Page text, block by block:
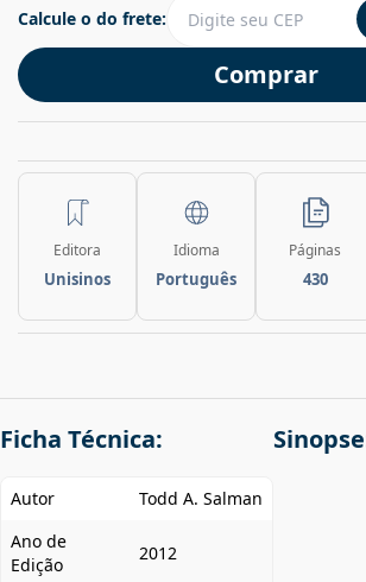
Comprar
Calcule o do frete:
Editora
Unisinos
Idioma
Português
Páginas
430
Ficha Técnica:
Autor
Todd A. Salman
Ano de
Edição
2012